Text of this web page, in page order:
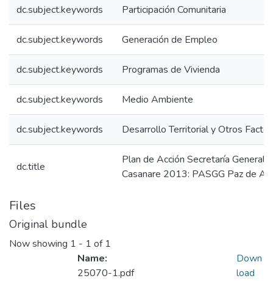
dc.subject.keywords Participación Comunitaria
dc.subject.keywords Generación de Empleo
dc.subject.keywords Programas de Vivienda
dc.subject.keywords Medio Ambiente
dc.subject.keywords Desarrollo Territorial y Otros
dc.title
Plan de Acción Secretaría General
Casanare 2013: PASGG Paz de
Files
Original bundle
Now showing 1 - 1 of 1
Name:
25070-1.pdf
Down
load